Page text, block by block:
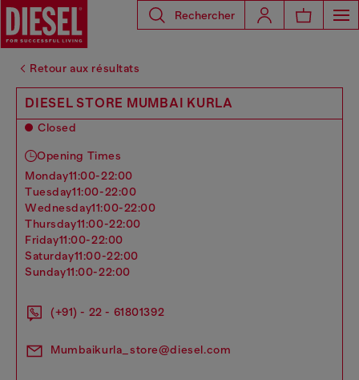
Rechercher
Retour aux résultats
DIESEL STORE MUMBAI KURLA
Closed
Opening Times
monday11:00-22:00
tuesday11:00-22:00
wednesday11:00-22:00
thursday11:00-22:00
friday11:00-22:00
saturday11:00-22:00
sunday11:00-22:00
(+91) - 22 - 61801392
Mumbaikurla_store@diesel.com